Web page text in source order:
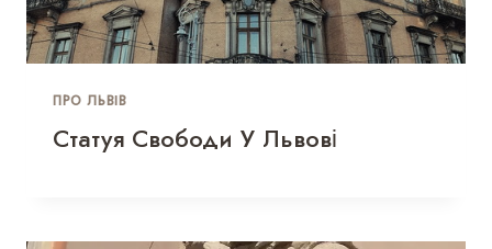
ПРО ЛЬВІВ
Статуя Свободи У Львові